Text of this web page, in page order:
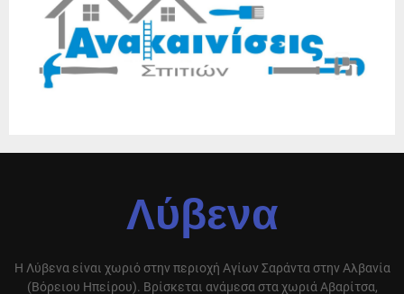
Λύβενα
Η Λύβενα είναι χωριό στην περιοχή Αγίων Σαράντα στην Αλβανία
(Βόρειου Ηπείρου). Βρίσκεται ανάμεσα στα χωριά Αβαρίτσα,